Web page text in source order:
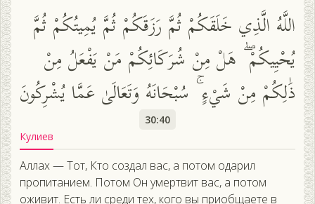
اللَّهُ الَّذِي خَلَقَكُمْ ثُمَّ رَزَقَكُمْ ثُمَّ يُمِيتُكُمْ ثُمَّ
يُحْيِيكُمْ ۖ هَلْ مِنْ شُرَكَائِكُمْ مَنْ يَفْعَلُ مِنْ
ذَٰلِكُمْ مِنْ شَيْءٍ ۚ سُبْحَانَهُ وَتَعَالَىٰ عَمَّا يُشْرِكُونَ
30:40
Кулиев
Аллах — Тот, Кто создал вас, а потом одарил
пропитанием. Потом Он умертвит вас, а потом
оживит. Есть ли среди тех, кого вы приобщаете в